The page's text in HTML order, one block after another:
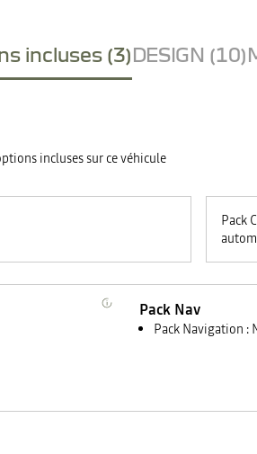
incluses (3)DESIGN (10)
incluses sur ce véhicule
Pack
Pack Nav
Pack Navigation :